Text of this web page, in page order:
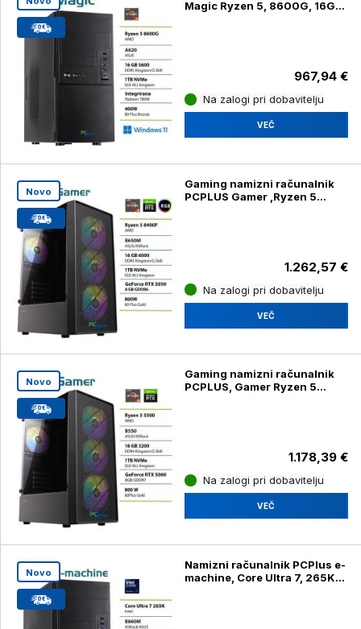
Magic Ryzen 5, 8600G, 16GB,
967,94 €
Na zalogi pri dobavitelju
VEČ
Novo
Gaming namizni računalnik
PCPLUS Gamer ,Ryzen 5
1.262,57 €
Na zalogi pri dobavitelju
VEČ
Novo
Gaming namizni računalnik
PCPLUS, Gamer Ryzen 5
1.178,39 €
Na zalogi pri dobavitelju
VEČ
Novo
Namizni računalnik PCPlus e-
machine, Core Ultra 7, 265K